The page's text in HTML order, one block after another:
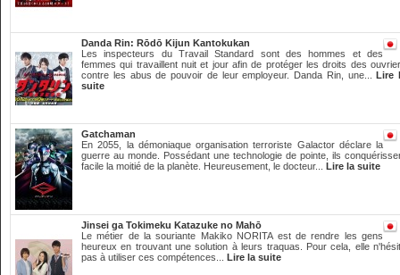
Danda Rin: Rōdō Kijun Kantokukan
Les inspecteurs du Travail Standard sont des hommes et des
femmes qui travaillent nuit et jour afin de protéger les droits des
contre les abus de pouvoir de leur employeur. Danda Rin, une...Lire
suite
Gatchaman
En 2055, la démoniaque organisation terroriste Galactor déclare la
guerre au monde. Possédant une technologie de pointe, ils
facile la moitié de la planète. Heureusement, le docteur... Lire la suite
Jinsei ga Tokimeku Katazuke no Mahō
Le métier de la souriante Makiko NORITA est de rendre les gens
heureux en trouvant une solution à leurs traquas. Pour cela, elle
pas à utiliser ces compétences... Lire la suite